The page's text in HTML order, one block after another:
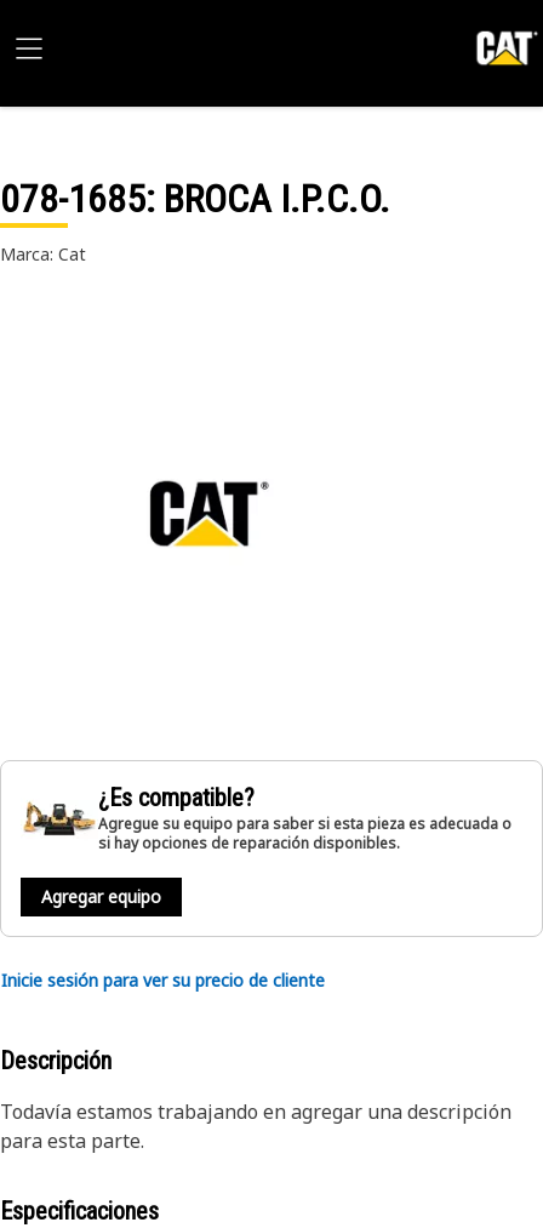
078-1685: BROCA I.P.C.O.
Marca: Cat
¿Es compatible?
Agregue su equipo para saber si esta pieza es adecuada o
si hay opciones de reparación disponibles.
Agregar equipo
Inicie sesión para ver su precio de cliente
Descripción
Todavía estamos trabajando en agregar una descripción
para esta parte.
Especificaciones